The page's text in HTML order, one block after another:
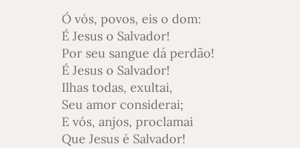
Ó vós, povos, eis o dom:
É Jesus o Salvador!
Por seu sangue dá perdão!
É Jesus o Salvador!
Ilhas todas, exultai,
Seu amor considerai;
E vós, anjos, proclamai
Que Jesus é Salvador!